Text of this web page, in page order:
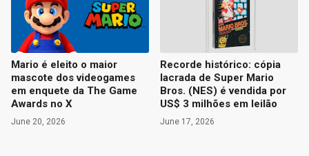
Mario é eleito o maior
mascote dos videogames
em enquete da The Game
Awards no X
June 20, 2026
Recorde histórico: cópia
lacrada de Super Mario
Bros. (NES) é vendida por
US$ 3 milhões em leilão
June 17, 2026